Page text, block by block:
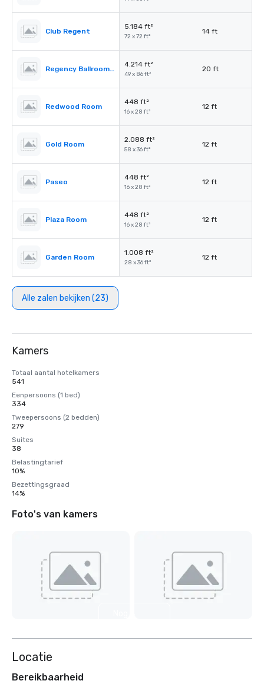
Club Regent
5.184 ft²
72 x 72 ft²
14 ft
Regency Ballroom II
4.214 ft²
49 x 86 ft²
20 ft
Redwood Room
448 ft²
16 x 28 ft²
12 ft
Gold Room
2.088 ft²
58 x 36 ft²
12 ft
Paseo
448 ft²
16 x 28 ft²
12 ft
Plaza Room
448 ft²
16 x 28 ft²
12 ft
Garden Room
1.008 ft²
28 x 36 ft²
12 ft
Alle zalen bekijken (23)
Kamers
Totaal aantal hotelkamers
541
Eenpersoons (1 bed)
334
Tweepersoons (2 bedden)
279
Suites
38
Belastingtarief
10%
Bezettingsgraad
14%
Foto's van kamers
Locatie
Bereikbaarheid